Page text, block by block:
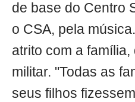
de base do Centro
o CSA, pela
atrito com a
militar. "Todas as
seus filhos